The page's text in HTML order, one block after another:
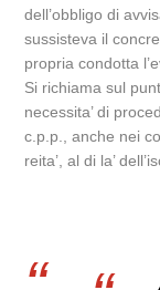
dell’obbligo di
sussisteva il
propria condotta
Si richiama sul
necessita’ di
c.p.p., anche nei
reita’, al di la’